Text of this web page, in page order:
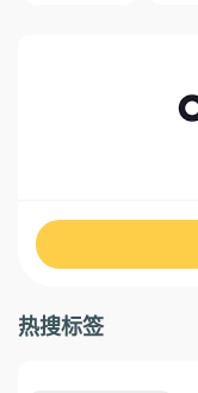
热搜标签